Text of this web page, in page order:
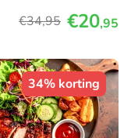
€34,95 €20,95
34% korting